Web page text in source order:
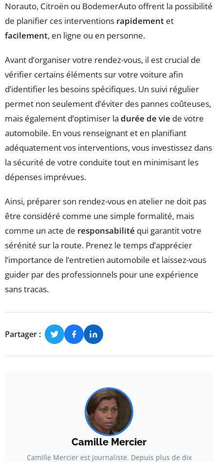
Norauto, Citroën ou BodemerAuto offrent la possibilité
de planifier ces interventions rapidement et
facilement, en ligne ou en personne.
Avant d’organiser votre rendez-vous, il est crucial de
vérifier certains éléments sur votre voiture afin
d’identifier les besoins spécifiques. Un suivi régulier
permet non seulement d’éviter des pannes coûteuses,
mais également d’optimiser la durée de vie de votre
automobile. En vous renseignant et en planifiant
adéquatement vos interventions, vous investissez dans
la sécurité de votre conduite tout en minimisant les
dépenses imprévues.
Ainsi, préparer son rendez-vous en atelier ne doit pas
être considéré comme une simple formalité, mais
comme un acte de responsabilité qui garantit votre
sérénité sur la route. Prenez le temps d’apprécier
l’importance de l’entretien automobile et laissez-vous
guider par des professionnels pour une expérience
sans tracas.
Partager :
Camille Mercier
Camille Mercier est journaliste. Depuis plus de dix